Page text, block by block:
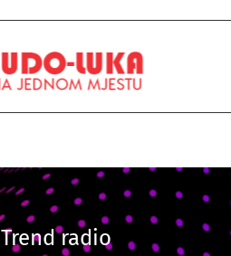
Trend radio